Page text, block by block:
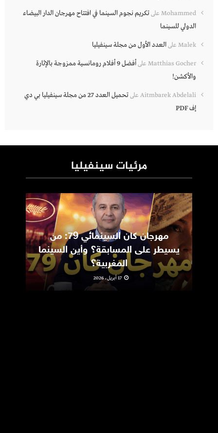
Mohammed علىتكريم نجوم السينما في افتتاح مهرجان الدار البيضاء
الدولي للسينما
Malek علىالعدد الأول من مجلة سينفيليا
Matthias Gocher على
أفضل 9 أفلام رومانسية ممزوجة بالإثارة
والأكشن!
Aitmbarek Abdelali على
تحميل العدد 27 من مجلة سينفيليا بي دي
إف PDF
مرئيات سينفيليا
مهرجان كان السينمائي 79: من
يسيطر على المسابقة؟ وأين السينما
المغربية؟
17 أبريل، 2026